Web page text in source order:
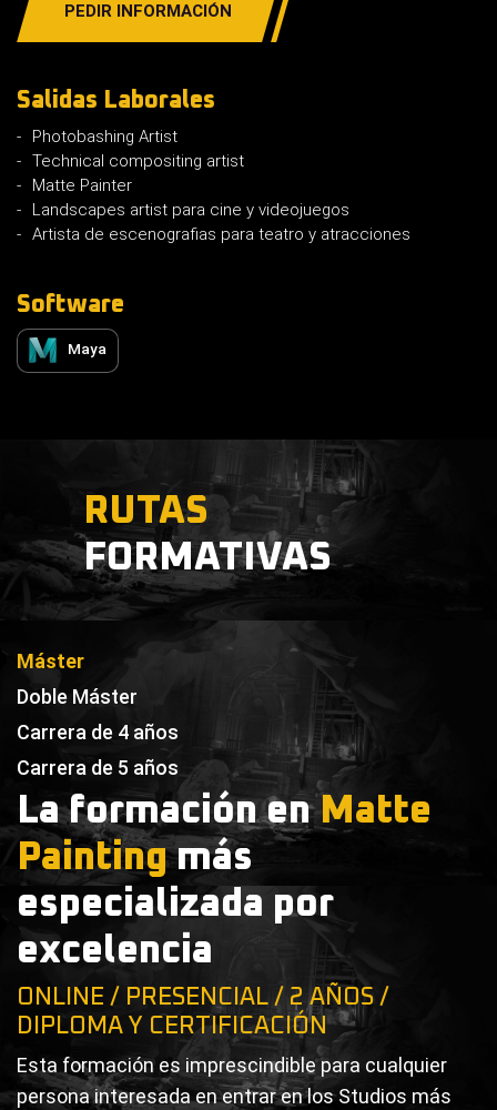
PEDIR INFORMACIÓN
Salidas Laborales
Photobashing Artist
Technical compositing artist
Matte Painter
Landscapes artist para cine y videojuegos
Artista de escenografias para teatro y atracciones
Software
Maya
RUTAS
FORMATIVAS
Máster
Doble Máster
Carrera de 4 años
Carrera de 5 años
La formación enMatte
Paintingmás
especializada por
excelencia
ONLINE / PRESENCIAL / 2 AÑOS /
DIPLOMA Y CERTIFICACIÓN
Esta formación es imprescindible para cualquier
persona interesada en entrar en los Studios más